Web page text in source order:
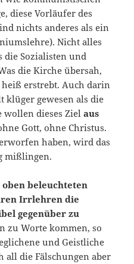
diese Vorläufer des
nichts anderes als ein
Nicht alles
die Sozialisten und
die Kirche übersah,
heiß erstrebt. Auch darin
klüger gewesen als die
wollen dieses Zielaus
Gott, ohne Christus.
haben, wird das
mißlingen.
oben beleuchteten
Irrlehren die
gegenüber zu
zu Worte kommen, so
und Geistliche
die Fälschungen aber